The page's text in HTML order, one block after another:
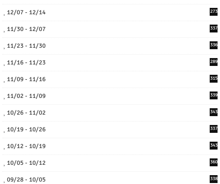
12/07 - 12/14 273
11/30 - 12/07 337
11/23 - 11/30 336
11/16 - 11/23 289
11/09 - 11/16 315
11/02 - 11/09 339
10/26 - 11/02 343
10/19 - 10/26 337
10/12 - 10/19 343
10/05 - 10/12 360
09/28 - 10/05 338